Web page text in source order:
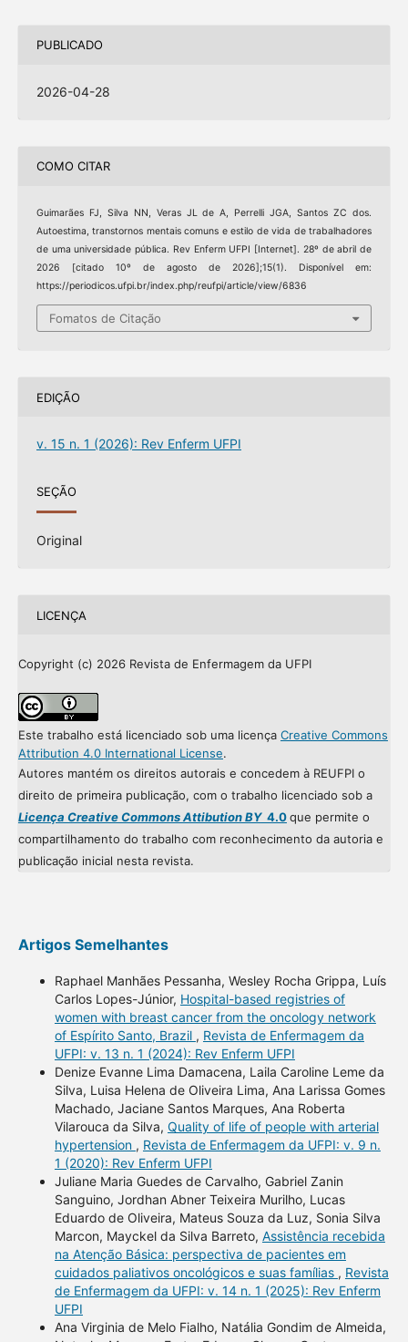
PUBLICADO
2026-04-28
COMO CITAR
Guimarães FJ, Silva NN, Veras JL de A, Perrelli JGA, Santos ZC dos.
Autoestima, transtornos mentais comuns e estilo de vida de trabalhadores
de uma universidade pública. Rev Enferm UFPI [Internet]. 28º de abril de
2026 [citado 10º de agosto de 2026];15(1). Disponível em:
https://periodicos.ufpi.br/index.php/reufpi/article/view/6836
Fomatos de Citação
EDIÇÃO
v. 15 n. 1 (2026): Rev Enferm UFPI
SEÇÃO
Original
LICENÇA
Copyright (c) 2026 Revista de Enfermagem da UFPI
Este trabalho está licenciado sob uma licença Creative Commons
Attribution 4.0 International License.
Autores mantém os direitos autorais e concedem à REUFPI o
direito de primeira publicação, com o trabalho licenciado sob a
Licença Creative Commons Attibution BY4.0que permite o
compartilhamento do trabalho com reconhecimento da autoria e
publicação inicial nesta revista.
Artigos Semelhantes
Raphael Manhães Pessanha, Wesley Rocha Grippa, Luís
Carlos Lopes-Júnior, Hospital-based registries of
women with breast cancer from the oncology network
of Espírito Santo, Brazil , Revista de Enfermagem da
UFPI: v. 13 n. 1 (2024): Rev Enferm UFPI
Denize Evanne Lima Damacena, Laila Caroline Leme da
Silva, Luisa Helena de Oliveira Lima, Ana Larissa Gomes
Machado, Jaciane Santos Marques, Ana Roberta
Vilarouca da Silva, Quality of life of people with arterial
hypertension , Revista de Enfermagem da UFPI: v. 9 n.
1 (2020): Rev Enferm UFPI
Juliane Maria Guedes de Carvalho, Gabriel Zanin
Sanguino, Jordhan Abner Teixeira Murilho, Lucas
Eduardo de Oliveira, Mateus Souza da Luz, Sonia Silva
Marcon, Mayckel da Silva Barreto, Assistência recebida
na Atenção Básica: perspectiva de pacientes em
cuidados paliativos oncológicos e suas famílias , Revista
de Enfermagem da UFPI: v. 14 n. 1 (2025): Rev Enferm
UFPI
Ana Virginia de Melo Fialho, Natália Gondim de Almeida,